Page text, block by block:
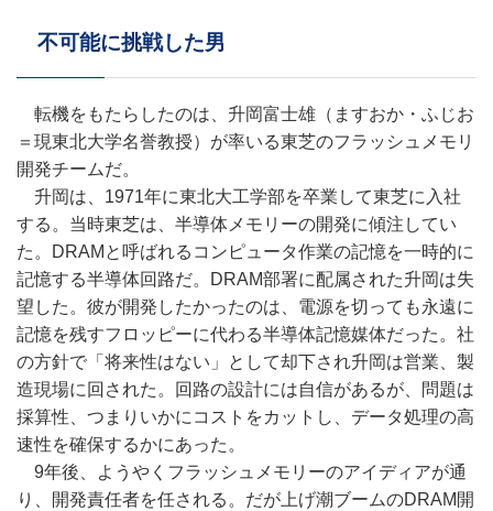
不可能に挑戦した男
転機をもたらしたのは、升岡富士雄（ますおか・ふじお
＝現東北大学名誉教授）が率いる東芝のフラッシュメモリ
開発チームだ。
升岡は、1971年に東北大工学部を卒業して東芝に入社
する。当時東芝は、半導体メモリーの開発に傾注してい
た。DRAMと呼ばれるコンピュータ作業の記憶を一時的に
記憶する半導体回路だ。DRAM部署に配属された升岡は失
望した。彼が開発したかったのは、電源を切っても永遠に
記憶を残すフロッピーに代わる半導体記憶媒体だった。社
の方針で「将来性はない」として却下され升岡は営業、製
造現場に回された。回路の設計には自信があるが、問題は
採算性、つまりいかにコストをカットし、データ処理の高
速性を確保するかにあった。
9年後、ようやくフラッシュメモリーのアイディアが通
り、開発責任者を任される。だが上げ潮ブームのDRAM開